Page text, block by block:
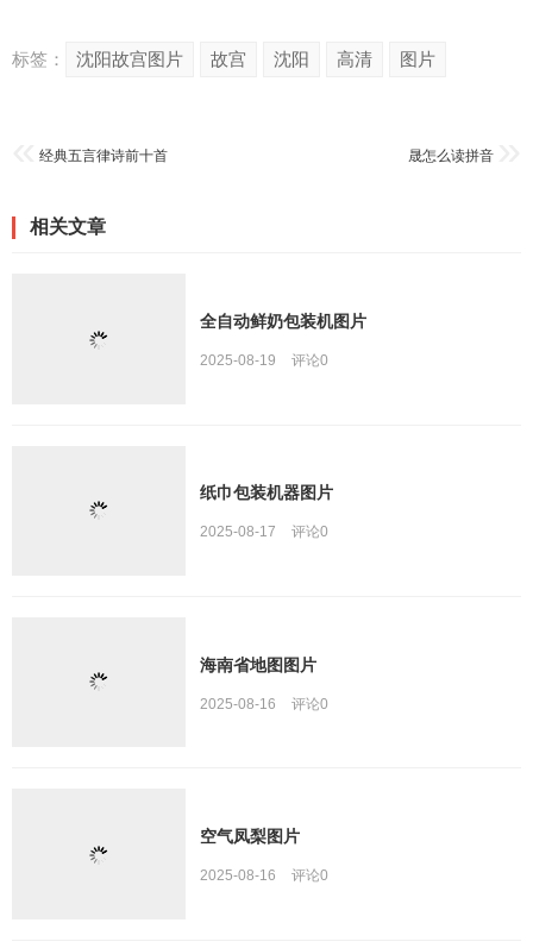
标签： 沈阳故宫图片 故宫 沈阳 高清 图片
经典五言律诗前十首 晟怎么读拼音
相关文章
全自动鲜奶包装机图片
2025-08-19 评论0
纸巾包装机器图片
2025-08-17 评论0
海南省地图图片
2025-08-16 评论0
空气凤梨图片
2025-08-16 评论0